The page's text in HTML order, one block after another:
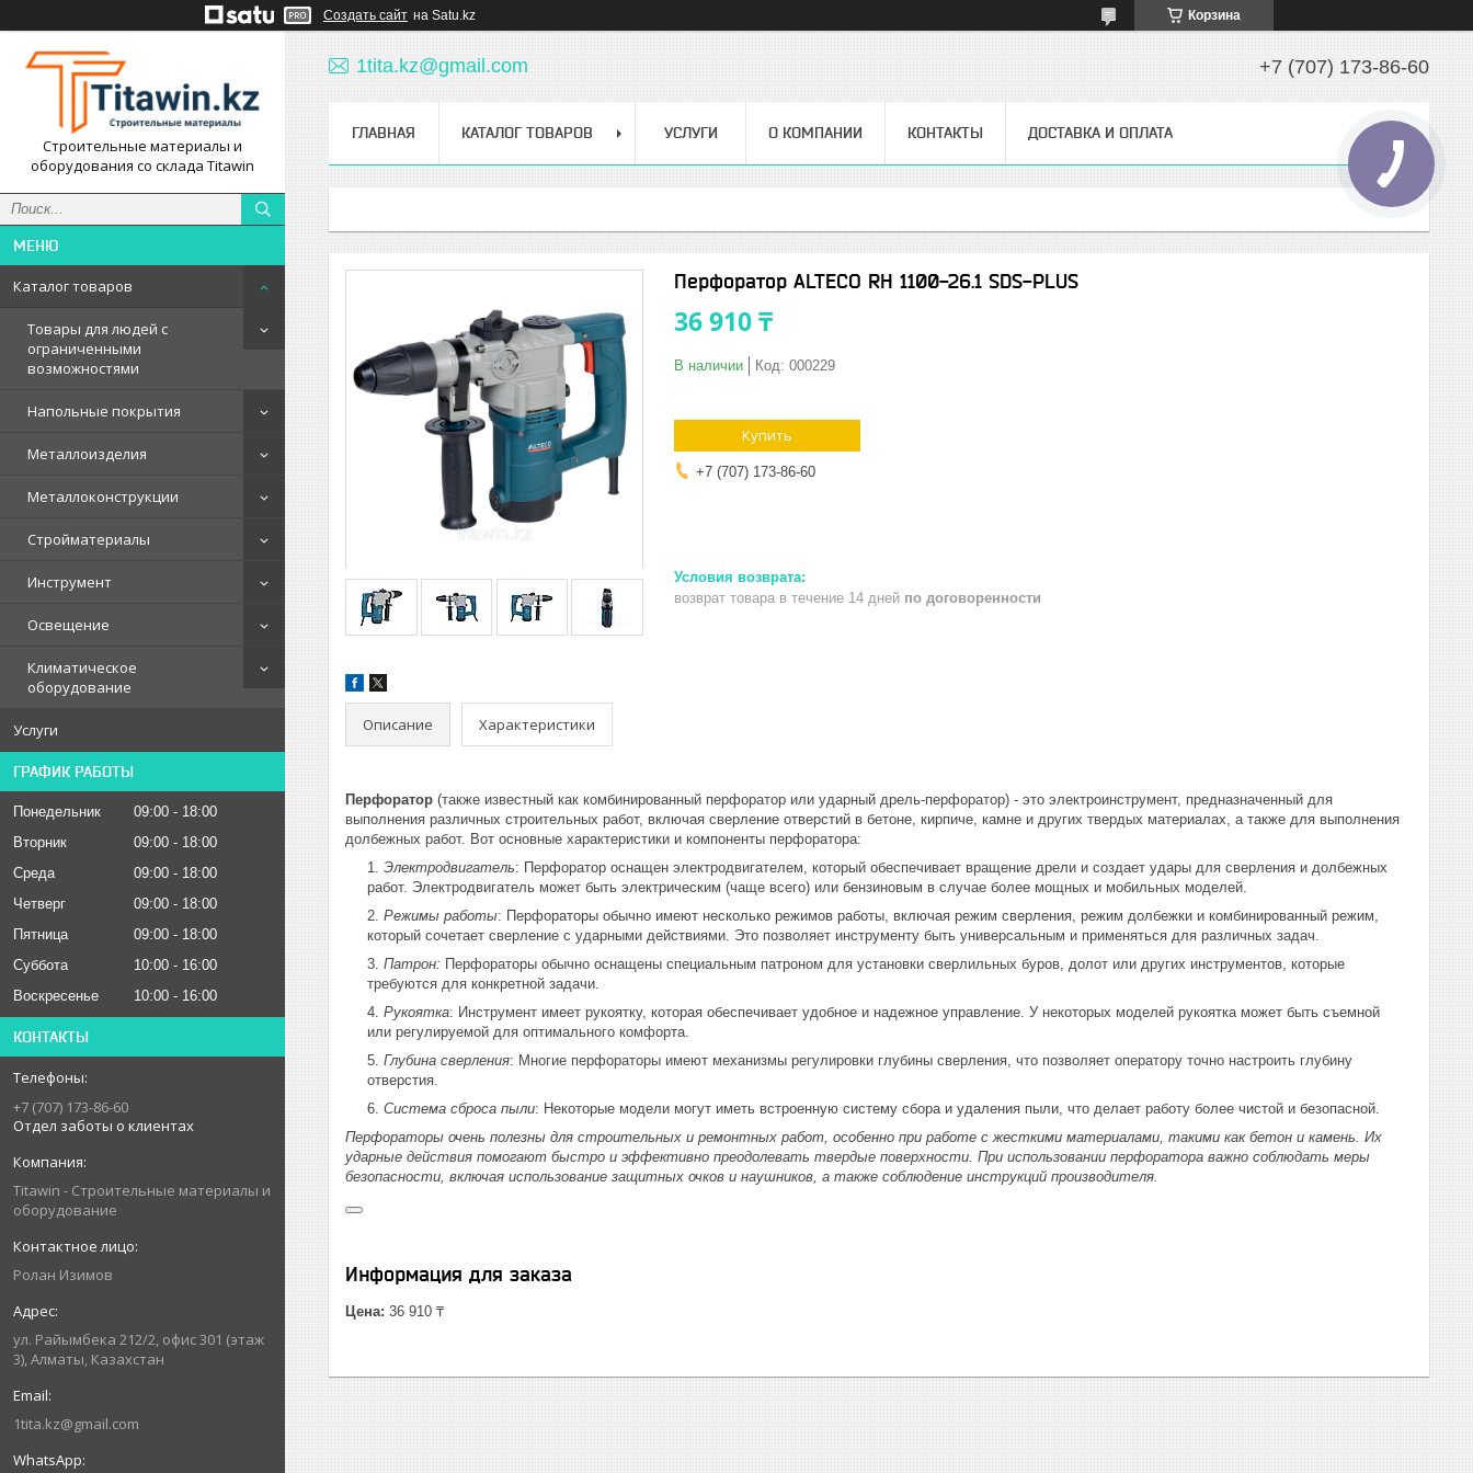
Создать сайт на Satu.kz Корзина
Строительные материалы и
оборудования со склада Titawin
Каталог товаров
Товары для людей с
ограниченными
возможностями
Напольные покрытия
Металлоизделия
Металлоконструкции
Стройматериалы
Инструмент
Освещение
Климатическое
оборудование
Услуги
ГРАФИК РАБОТЫ
Понедельник 09:00
18:00
Вторник
09:00
18:00
Среда
09:00
18:00
Четверг
09:00
18:00
Пятница
09:00
18:00
Суббота
10:00
16:00
Воскресенье
10:00 16:00
КОНТАКТЫ
+7 (707) 173-86-60
Отдел заботы о клиентах
Titawin - Строительные материалы и
оборудование
Ролан Изимов
ул. Райымбека 212/2, офис 301 (этаж
3), Алматы, Казахстан
1tita.kz@gmail.com
1tita.kz@gmail.com +7 (707) 173-86-60
ГЛАВНАЯ КАТАЛОГ ТОВАРОВ УСЛУГИ О КОМПАНИИ КОНТАКТЫ ДОСТАВКА И ОПЛАТА
Перфоратор ALTECO RH 1100-26.1 SDS-PLUS
36 910 ₸
В наличии Код: 000229
Купить
+7 (707) 173-86-60
возврат товара в течение 14 дней по договоренности
Описание Характеристики
Перфоратор (также известный как комбинированный перфоратор или ударный дрель-перфоратор) - это электроинструмент, предназначенный для
выполнения различных строительных работ, включая сверление отверстий в бетоне, кирпиче, камне и других твердых материалах, а также для выполнения
долбежных работ. Вот основные характеристики и компоненты перфоратора:
Электродвигатель: Перфоратор оснащен электродвигателем, который обеспечивает вращение дрели и создает удары для сверления и долбежных
работ. Электродвигатель может быть электрическим (чаще всего) или бензиновым в случае более мощных и мобильных моделей.
Режимы работы: Перфораторы обычно имеют несколько режимов работы, включая режим сверления, режим долбежки и комбинированный режим,
который сочетает сверление с ударными действиями. Это позволяет инструменту быть универсальным и применяться для различных задач.
Патрон: Перфораторы обычно оснащены специальным патроном для установки сверлильных буров, долот или других инструментов, которые
требуются для конкретной задачи.
Рукоятка: Инструмент имеет рукоятку, которая обеспечивает удобное и надежное управление. У некоторых моделей рукоятка может быть съемной
или регулируемой для оптимального комфорта.
Глубина сверления: Многие перфораторы имеют механизмы регулировки глубины сверления, что позволяет оператору точно настроить глубину
отверстия.
Система сброса пыли: Некоторые модели могут иметь встроенную систему сбора и удаления пыли, что делает работу более чистой и безопасной.
Перфораторы очень полезны для строительных и ремонтных работ, особенно при работе с жесткими материалами, такими как бетон и камень. Их
ударные действия помогают быстро и эффективно преодолевать твердые поверхности. При использовании перфоратора важно соблюдать меры
безопасности, включая использование защитных очков и наушников, а также соблюдение инструкций производителя.
Информация для заказа
Цена: 36 910 ₸